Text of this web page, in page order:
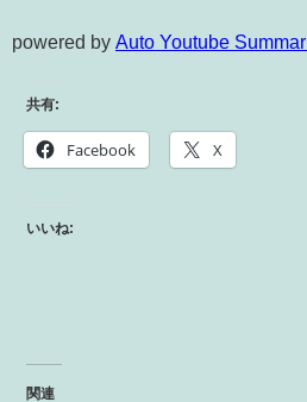
powered by Auto Youtube
共有:
Facebook X
いいね:
関連